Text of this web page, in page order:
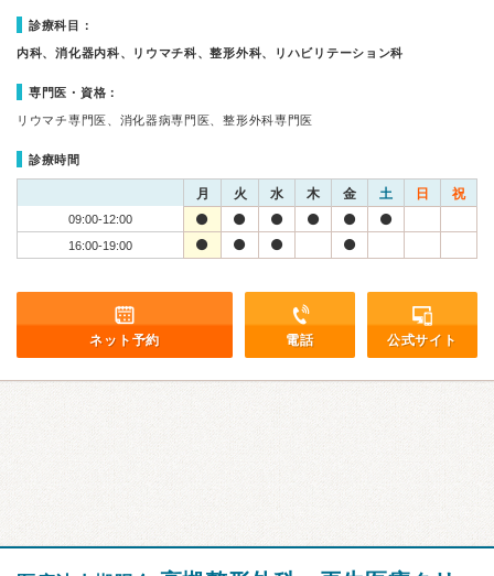
診療科目：
内科、消化器内科、リウマチ科、整形外科、リハビリテーション科
専門医・資格：
リウマチ専門医、消化器病専門医、整形外科専門医
診療時間
月 火 水 木 金 土 日 祝
09:00-12:00
16:00-19:00
ネット予約 電話 公式サイト